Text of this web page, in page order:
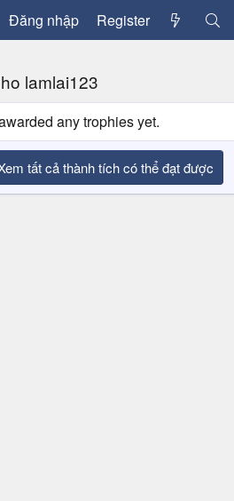
Đăng nhập Register
lamlai123
any trophies yet.
tất cả thành tích có thể đạt được